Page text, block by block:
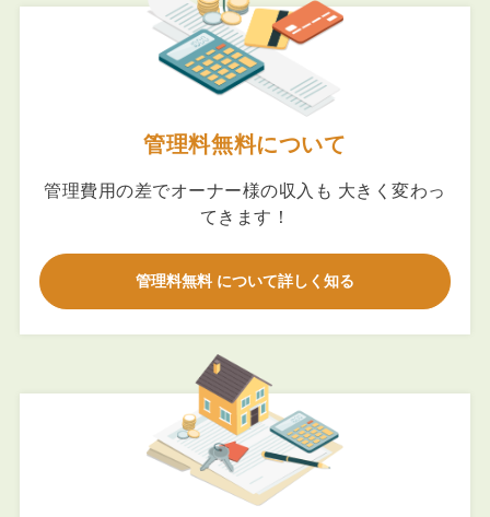
管理料無料について
管理費用の差でオーナー様の収入も 大きく変わっ
てきます！
管理料無料 について詳しく知る